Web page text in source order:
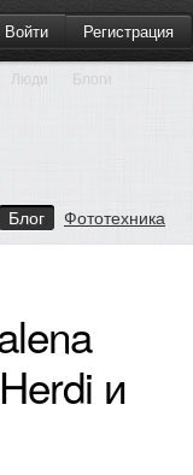
Войти Регистрация
Люди Блоги
Блог Фототехника
и